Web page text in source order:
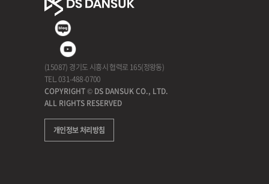
(15087) 경기도 시흥시 협력로 165(정왕동)
TEL. 031-488-0700
COPYRIGHT © DS DANSUK CO., LTD.
ALL RIGHTS RESERVED
개인정보 처리방침